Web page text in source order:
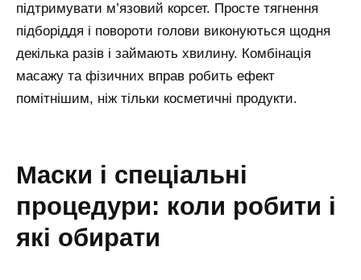
підтримувати м’язовий корсет. Просте тягнення
підборіддя і повороти голови виконуються щодня
декілька разів і займають хвилину. Комбінація
масажу та фізичних вправ робить ефект
помітнішим, ніж тільки косметичні продукти.
маски і спеціальні
процедури: коли робити і
які обирати